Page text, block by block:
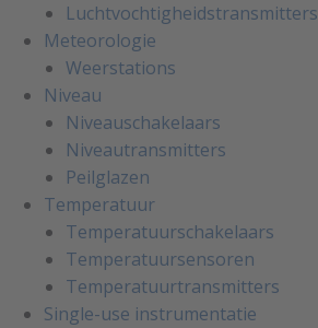
Luchtvochtigheidstransmitters
Meteorologie
Weerstations
Niveau
Niveauschakelaars
Niveautransmitters
Peilglazen
Temperatuur
Temperatuurschakelaars
Temperatuursensoren
Temperatuurtransmitters
Single-use instrumentatie